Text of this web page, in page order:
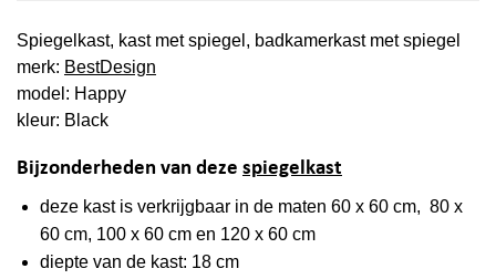
Spiegelkast, kast met spiegel, badkamerkast met spiegel
merk: BestDesign
model: Happy
kleur: Black
Bijzonderheden van deze spiegelkast
deze kast is verkrijgbaar in de maten 60 x 60 cm, 80 x
60 cm, 100 x 60 cm en 120 x 60 cm
diepte van de kast: 18 cm